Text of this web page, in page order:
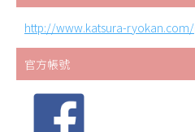
http://www.katsura-ryokan.com/
官方帳號